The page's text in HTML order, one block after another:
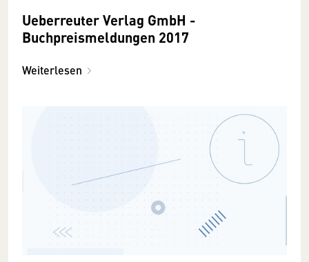
Ueberreuter Verlag GmbH -
Buchpreismeldungen 2017
Weiterlesen